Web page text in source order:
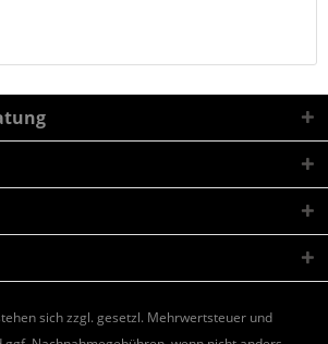
sich zzgl. gesetzl. Mehrwertsteuer und